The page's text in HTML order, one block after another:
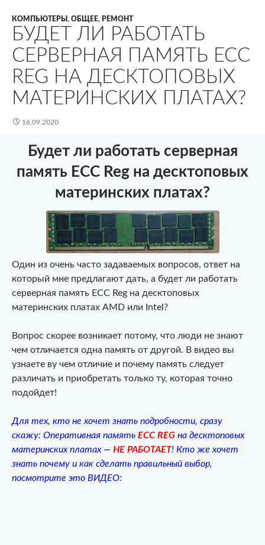
КОМПЬЮТЕРЫ , ОБЩЕЕ, РЕМОНТ
БУДЕТ ЛИ РАБОТАТЬ
СЕРВЕРНАЯ ПАМЯТЬ ECC
REG НА ДЕСКТОПОВЫХ
МАТЕРИНСКИХ ПЛАТАХ?
16.09.2020
Будет ли работать серверная
память ECC Reg на десктоповых
материнских платах?
Один из очень часто задаваемых вопросов, ответ на
который мне предлагают дать, а будет ли работать
серверная память ECC Reg на десктоповых
материнских платах AMD или Intel?
Вопрос скорее возникает потому, что люди не знают
чем отличается одна память от другой. В видео вы
узнаете ву чем отличие и почему память следует
различать и приобретать только ту, которая точно
подойдет!
Для тех, кто не хочет знать подробности, сразу
скажу: Оперативная память ECC REG на десктоповых
материнских платах — НЕ РАБОТАЕТ! Кто же хочет
знать почему и как сделать правильный выбор,
посмотрите это ВИДЕО: